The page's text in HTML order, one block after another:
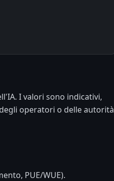
I valori sono indicativi,
operatori o delle autorità
PUE/WUE).